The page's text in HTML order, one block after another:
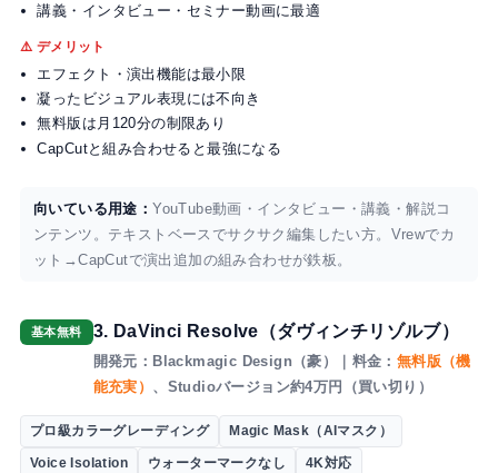
講義・インタビュー・セミナー動画に最適
⚠️ デメリット
エフェクト・演出機能は最小限
凝ったビジュアル表現には不向き
無料版は月120分の制限あり
CapCutと組み合わせると最強になる
向いている用途：YouTube動画・インタビュー・講義・解説コ
ンテンツ。テキストベースでサクサク編集したい方。Vrewでカ
ット→CapCutで演出追加の組み合わせが鉄板。
基本無料 3. DaVinci Resolve（ダヴィンチリゾルブ）
開発元：Blackmagic Design（豪）｜料金： 無料版（機
能充実） 、Studioバージョン約4万円（買い切り）
プロ級カラーグレーディング Magic Mask（AIマスク）
Voice Isolation ウォーターマークなし 4K対応